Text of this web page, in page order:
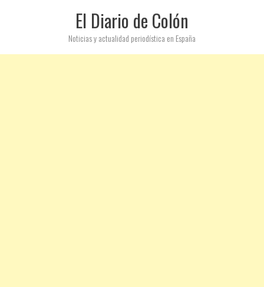
El Diario de Colón
Noticias y actualidad periodística en España